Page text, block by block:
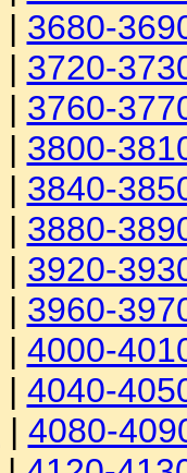
| 3680-
| 3720-
| 3760-
| 3800-
| 3840-
| 3880-
| 3920-
| 3960-
| 4000-
| 4040-
| 4080-